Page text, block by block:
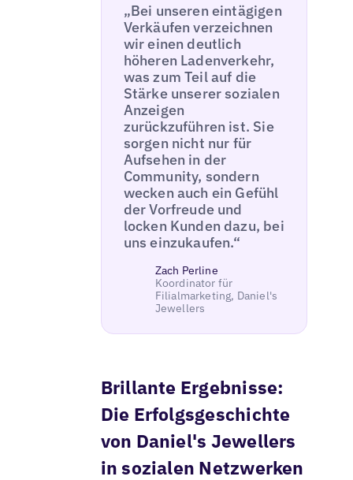
„Bei unseren eintägigen
Verkäufen verzeichnen
wir einen deutlich
höheren Ladenverkehr,
was zum Teil auf die
Stärke unserer sozialen
Anzeigen
zurückzuführen ist. Sie
sorgen nicht nur für
Aufsehen in der
Community, sondern
wecken auch ein Gefühl
der Vorfreude und
locken Kunden dazu, bei
uns einzukaufen.“
Zach Perline
Koordinator für
Filialmarketing, Daniel's
Jewellers
Brillante Ergebnisse:
Die Erfolgsgeschichte
von Daniel's Jewellers
in sozialen Netzwerken